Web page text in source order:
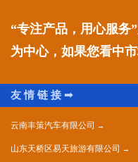
“专注产品，用心服务
为中心，如果您看中
云南丰策汽车有限公司
山东天桥区易天旅游有限公司